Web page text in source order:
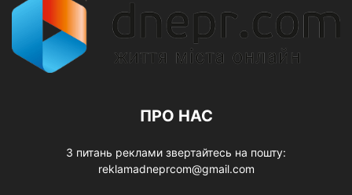
ПРО НАС
З питань реклами звертайтесь на пошту:
reklamadneprcom@gmail.com